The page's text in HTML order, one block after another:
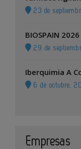
23 de
BIOSPAIN 2026
29 de
Iberquimia A
6 de octubre,
Empresas